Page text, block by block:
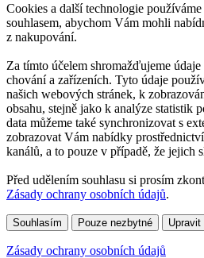
Cookies a další technologie
souhlasem, abychom Vám mohli
z nakupování.
Za tímto účelem shromažďujeme
chování a zařízeních. Tyto údaje
našich webových stránek, k
obsahu, stejně jako k analýze statistik
data můžeme také synchronizovat s
zobrazovat Vám nabídky
kanálů, a to pouze v případě, že jejich
Před udělením souhlasu si prosím
Zásady ochrany osobních údajů.
Souhlasím Pouze nezbytné
Zásady ochrany osobních údajů